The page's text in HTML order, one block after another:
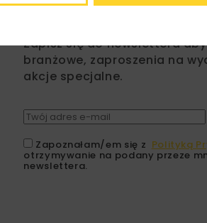
Lubisz wiedzieć
Zapisz się do newslettera
branżowe, zaproszenia na
akcje specjalne.
Zapoznałam/em się z Polityką
otrzymywanie na podany przeze
newslettera.